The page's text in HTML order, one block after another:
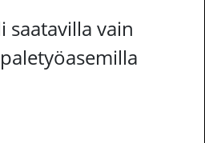
saatavilla vain